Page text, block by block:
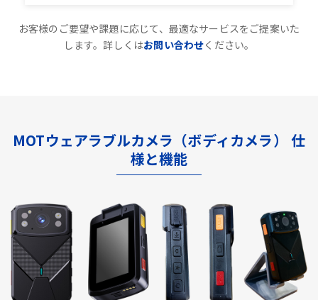
お客様のご要望や課題に応じて、最適なサービスをご提案いた
します。詳しくはお問い合わせください。
MOTウェアラブルカメラ（ボディカメラ） 仕
様と機能